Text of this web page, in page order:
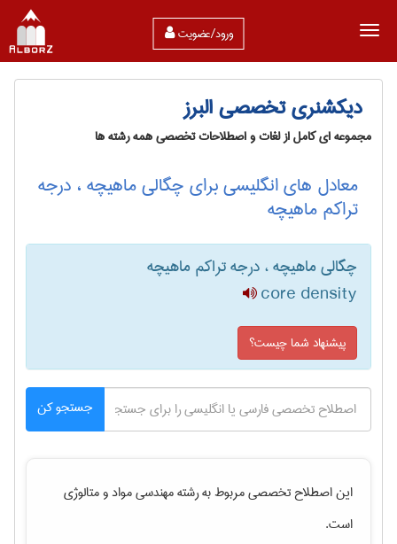
ورود/عضویت
دیکشنری تخصصی البرز
مجموعه ای کامل از لغات و اصطلاحات تخصصی همه رشته ها
معادل های انگلیسی برای چگالی ماهیچه ، درجه
تراکم ماهیچه
چگالی ماهیچه ، درجه تراکم ماهیچه
core density
پیشنهاد شما چیست؟
جستجو کن
این اصطلاح تخصصی مربوط به رشتهمهندسی مواد و متالوژی
است.